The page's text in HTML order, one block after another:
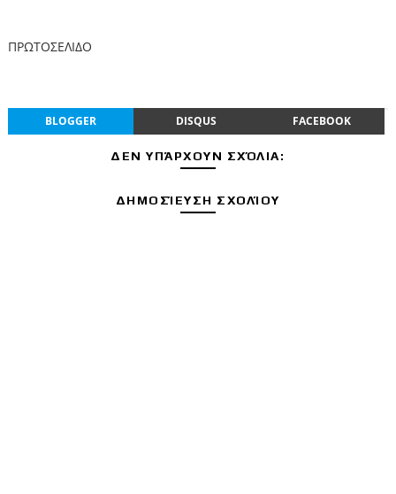
ΠΡΩΤΟΣΕΛΙΔΟ
BLOGGER DISQUS FACEBOOK
ΔΕΝ ΥΠΆΡΧΟΥΝ ΣΧΌΛΙΑ:
ΔΗΜΟΣΊΕΥΣΗ ΣΧΟΛΊΟΥ